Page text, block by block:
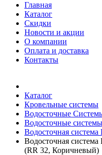
Главная
Каталог
Скидки
Новости и акции
О компании
Оплата и доставка
Контакты
Каталог
Кровельные системы
Водосточные
Водосточные
Водосточная
Водосточная
(RR 32, Коричневый)